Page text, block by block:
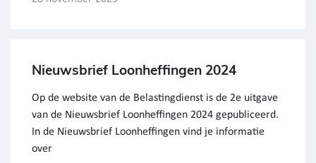
Nieuwsbrief Loonheffingen 2024
Op de website van de Belastingdienst is de 2e uitgave
van de Nieuwsbrief Loonheffingen 2024 gepubliceerd.
In de Nieuwsbrief Loonheffingen vind je informatie
over